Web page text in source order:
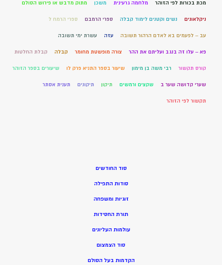
מכת בכורות לפי הזוהר מלחמה גרעינית משכן מתוק מדבש או פירוש הסולם
ניקלאונים נשים וקטנים לימוד קבלה ספרי הרמבם ספרי הרמח ל
עב – לפעמים בא לאדם הרהור תשובה עזה עשרת ימי תשובה
פא – עלו זה בנגב ועליתם את ההר צורה מופשטת מחומר קבלה קבלת החלטות
קורס תקשור רבי משה בן מימון שיעור בספר התניא פרק לו שיעורים בספר הזוהר
שערי קדושה שער ב שקצים ורמשים תיקון תיקונים תענית אסתר
תקשור לפי הזוהר
סוד החודשים
סודות התפילה
זוגיות ומשפחה
תורת החסידות
עולמות העליונים
סוד הצמצום
הקדמות בעל הסולם